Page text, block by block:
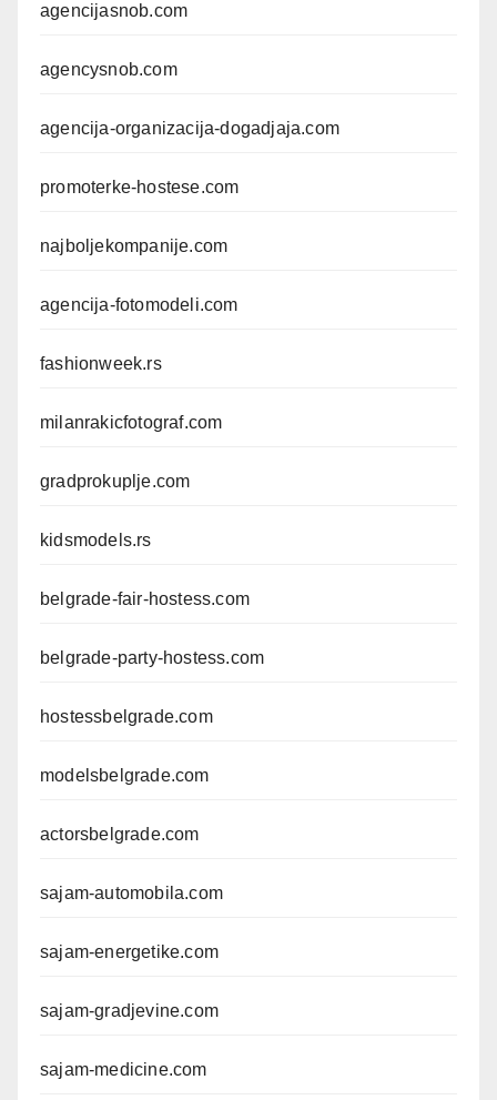
agencijasnob.com
agencysnob.com
agencija-organizacija-dogadjaja.com
promoterke-hostese.com
najboljekompanije.com
agencija-fotomodeli.com
fashionweek.rs
milanrakicfotograf.com
gradprokuplje.com
kidsmodels.rs
belgrade-fair-hostess.com
belgrade-party-hostess.com
hostessbelgrade.com
modelsbelgrade.com
actorsbelgrade.com
sajam-automobila.com
sajam-energetike.com
sajam-gradjevine.com
sajam-medicine.com